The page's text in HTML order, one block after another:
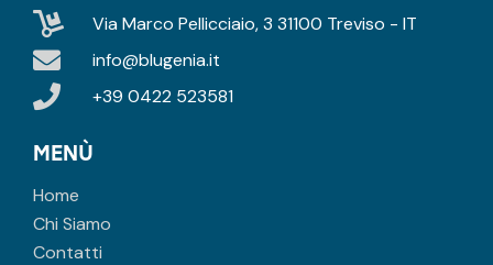
Via Marco Pellicciaio, 3 31100 Treviso - IT
info@blugenia.it
+39 0422 523581
MENÙ
Home
Chi Siamo
Contatti